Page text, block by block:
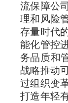
流保障公
理和风险
存量时代
能化管控
务品质和
战略推动
过组织变
打造年轻